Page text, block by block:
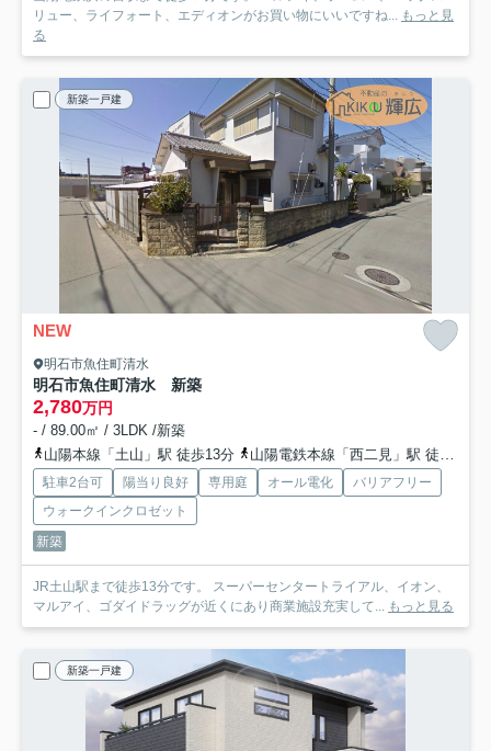
リュー、ライフォート、エディオンがお買い物にいいですね...
もっと見
る
新築一戸建
NEW
明石市魚住町清水
明石市魚住町清水 新築
2,780万円
- / 89.00㎡ / 3LDK /新築
山陽本線「土山」駅 徒歩13分
山陽電鉄本線「西二見」駅 徒歩36分
駐車2台可 陽当り良好 専用庭 オール電化
バリアフリー
ウォークインクロゼット
新築
JR土山駅まで徒歩13分です。 スーパーセンタートライアル、イオン、
マルアイ、ゴダイドラッグが近くにあり商業施設充実して...
もっと見る
新築一戸建